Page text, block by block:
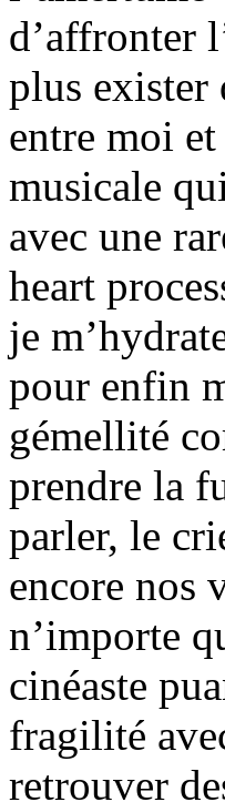
d’affronter
plus exister
entre moi
musicale
avec une
heart
je
pour enfin
gémellité
prendre la
parler, le
encore nos
n’importe
cinéaste
fragilité
retrouver